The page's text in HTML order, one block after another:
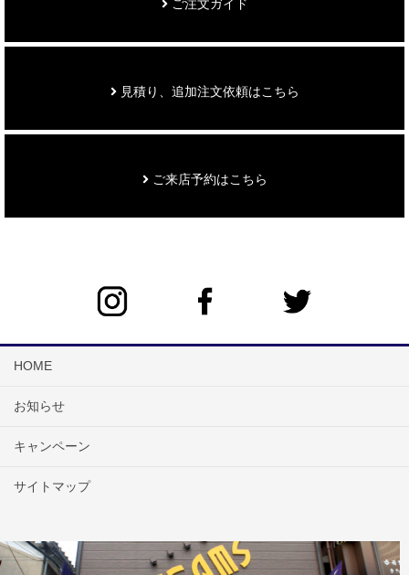
ご注文ガイド
見積り、追加注文依頼はこちら
ご来店予約はこちら
HOME
お知らせ
キャンペーン
サイトマップ